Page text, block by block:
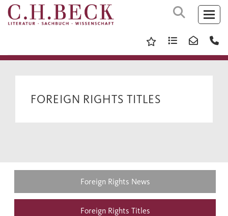
FOREIGN RIGHTS TITLES
Foreign Rights News
Foreign Rights Titles